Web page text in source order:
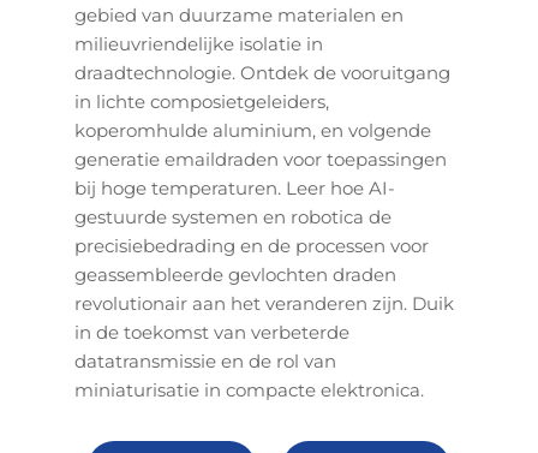
gebied van duurzame materialen en
milieuvriendelijke isolatie in
draadtechnologie. Ontdek de vooruitgang
in lichte composietgeleiders,
koperomhulde aluminium, en volgende
generatie emaildraden voor toepassingen
bij hoge temperaturen. Leer hoe AI-
gestuurde systemen en robotica de
precisiebedrading en de processen voor
geassembleerde gevlochten draden
revolutionair aan het veranderen zijn. Duik
in de toekomst van verbeterde
datatransmissie en de rol van
miniaturisatie in compacte elektronica.